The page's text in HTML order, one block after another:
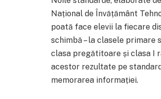
Național de Învățământ
poată face elevii la fiecare
schimbă – la clasele primare
clasa pregătitoare și clasa I
acestor rezultate pe
memorarea informației.